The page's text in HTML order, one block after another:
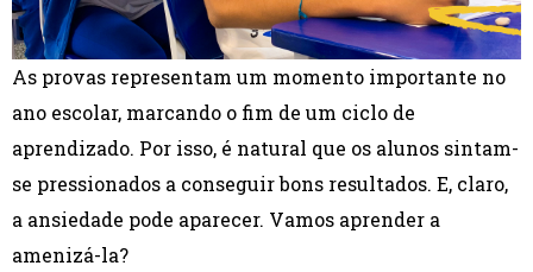
As provas representam um momento importante no
ano escolar, marcando o fim de um ciclo de
aprendizado. Por isso, é natural que os alunos sintam-
se pressionados a conseguir bons resultados. E, claro,
a ansiedade pode aparecer. Vamos aprender a
amenizá-la?